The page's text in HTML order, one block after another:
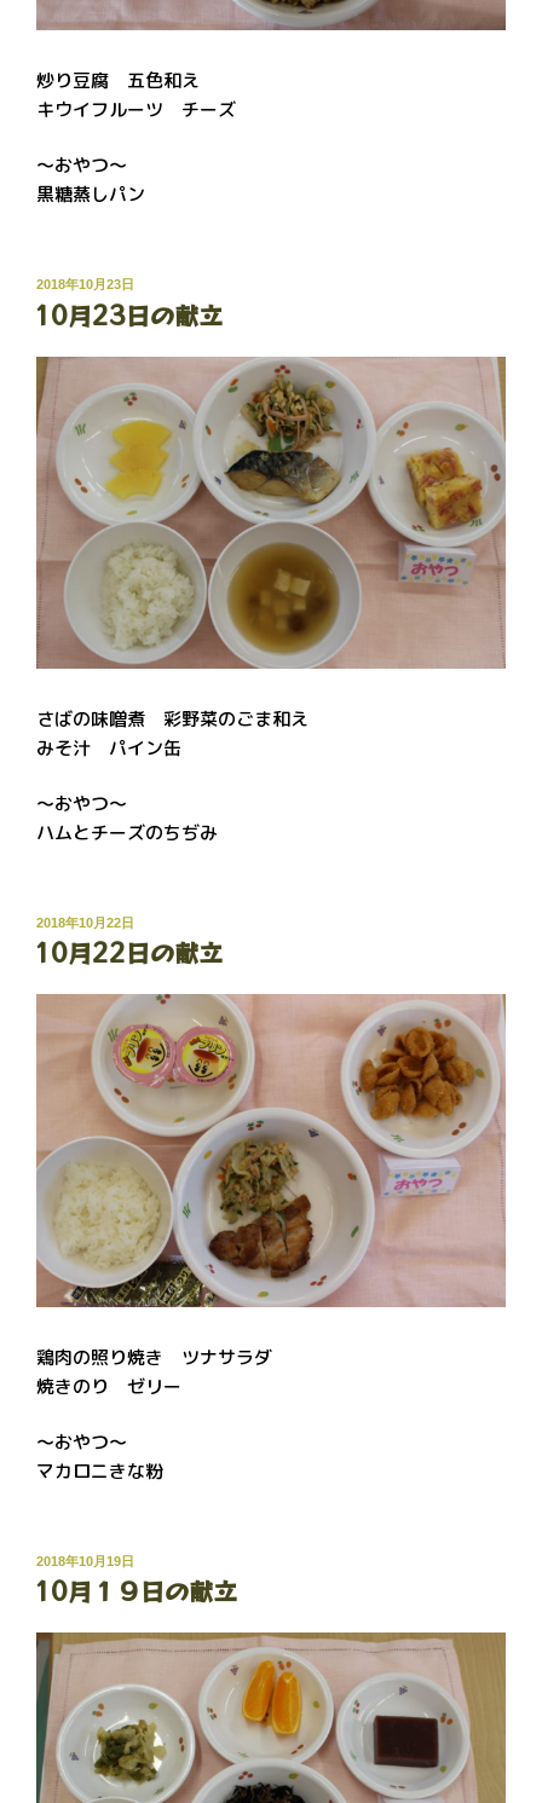
炒り豆腐 五色和え
キウイフルーツ チーズ
～おやつ～
黒糖蒸しパン
投
稿
日:
2018年10月23日
10月23日の献立
さばの味噌煮 彩野菜のごま和え
みそ汁 パイン缶
～おやつ～
ハムとチーズのちぢみ
投
稿
日:
2018年10月22日
10月22日の献立
鶏肉の照り焼き ツナサラダ
焼きのり ゼリー
～おやつ～
マカロニきな粉
投
稿
日:
2018年10月19日
10月１９日の献立